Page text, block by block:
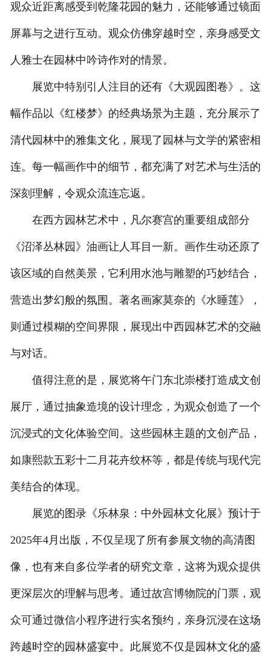
观众近距离感受到乾隆花园的魅力，还能够通过镜面
屏幕与之进行互动。观众仿佛穿越时空，亲身感受文
人雅士在园林中吟诗作对的情景。
展览中特别引人注目的还有《大观园图卷》。这
幅作品以《红楼梦》的经典场景为主题，充分展示了
清代园林中的雅集文化，展现了园林与文学的紧密相
连。每一幅画作中的细节，都充满了对艺术与生活的
深刻理解，令观众流连忘返。
在西方园林艺术中，凡尔赛宫的重要组成部分
《沼泽丛林园》油画让人耳目一新。画作生动还原了
该区域的自然美景，它利用水池与雕塑的巧妙结合，
营造出梦幻般的氛围。著名画家莫奈的《水睡莲》，
则通过模糊的空间界限，展现出中西园林艺术的交融
与对话。
值得注意的是，展览将午门东北崇楼打造成文创
展厅，通过抽象造境的设计理念，为观众创造了一个
沉浸式的文化体验空间。这些园林主题的文创产品，
如康熙款五彩十二月花卉纹杯等，都是传统与现代完
美结合的体现。
展览的图录《乐林泉：中外园林文化展》预计于
2025年4月出版，不仅呈现了所有参展文物的高清图
像，也有来自多位学者的研究文章，这将为观众提供
更深层次的理解与思考。通过故宫博物院的门票，观
众可通过微信小程序进行实名预约，亲身沉浸在这场
跨越时空的园林盛宴中。此展览不仅是园林文化的盛